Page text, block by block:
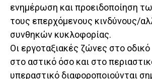
ενημέρωση και προειδοποίηση
τους επερχόμενους κινδύνους/
συνθηκών κυκλοφορίας.
Οι εργοταξιακές ζώνες στο
στο αστικό όσο και στο
υπεραστικό διαφοροποιούνται